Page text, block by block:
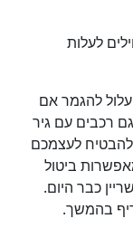
לעלות
להגמר אם
עם 7 או 9 מקומות. גם רכבים עם גיר
לעצמכם
ביטול
כבר היום.
בהמשך.